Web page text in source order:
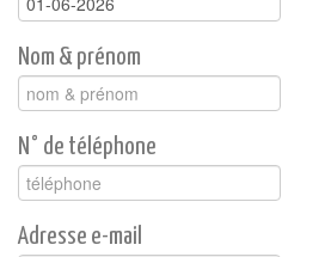
Nom & prénom
N° de téléphone
Adresse e-mail